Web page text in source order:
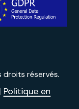
droits réservés.
Politique en